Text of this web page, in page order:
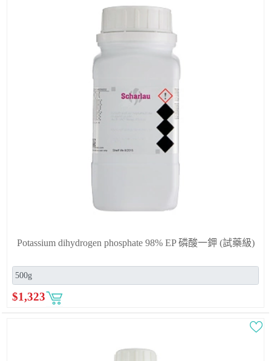
Potassium dihydrogen phosphate 98% EP 磷酸一鉀 (試藥級)
$1,323